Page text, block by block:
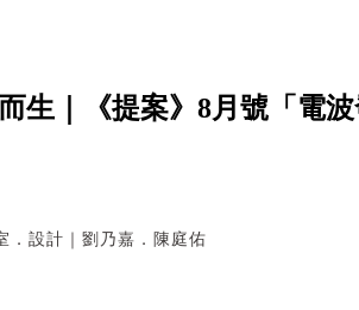
生｜《提案》8月號「電
．設計｜劉乃嘉．陳庭佑